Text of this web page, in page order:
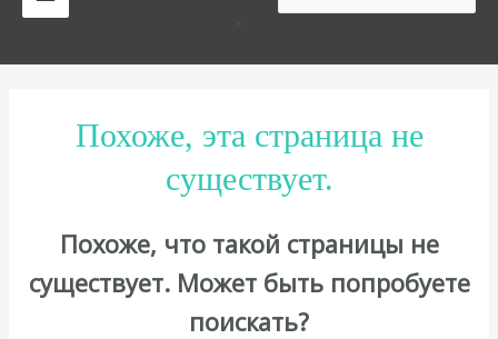
MAIN
MENU
Похоже, эта страница не
существует.
Похоже, что такой страницы не
существует. Может быть попробуете
поискать?